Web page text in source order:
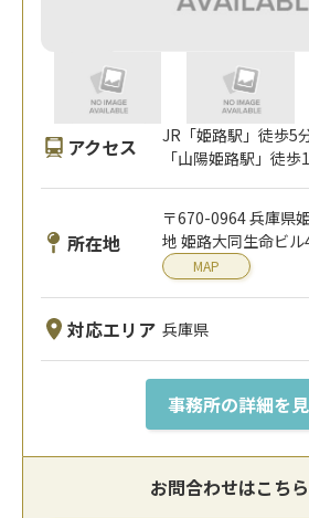
アクセス
JR「姫路駅」徒歩5
「山陽姫路駅」徒歩
所在地
〒670-0964 兵庫県
地 姫路大同生命ビル
MAP
対応エリア 兵庫県
事務所の詳細を
お問合わせはこち